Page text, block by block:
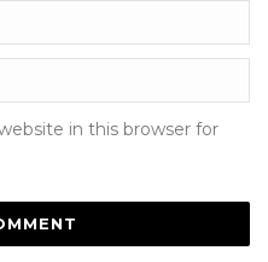
in this browser for